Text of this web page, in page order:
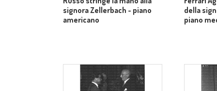
signora Zellerbach - piano
americano
della
piano